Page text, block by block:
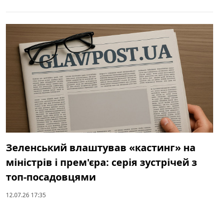
Зеленський влаштував «кастинг» на
міністрів і прем'єра: серія зустрічей з
топ-посадовцями
12.07.26 17:35